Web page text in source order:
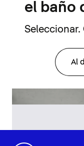
el baño
Seleccionar.
Al